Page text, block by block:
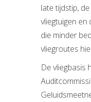
late tijdstip,
vliegtuigen en
die minder
vliegroutes
De vliegbasis